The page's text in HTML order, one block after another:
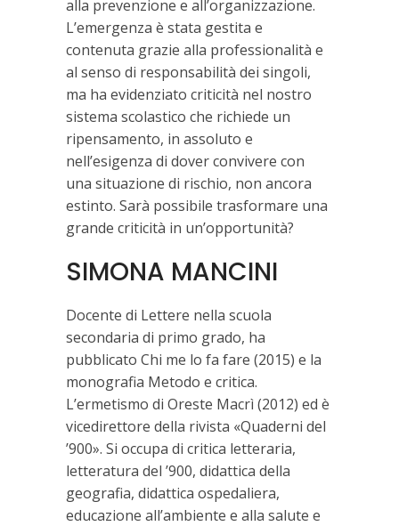
alla prevenzione e all’organizzazione.
L’emergenza è stata gestita e
contenuta grazie alla professionalità e
al senso di responsabilità dei singoli,
ma ha evidenziato criticità nel nostro
sistema scolastico che richiede un
ripensamento, in assoluto e
nell’esigenza di dover convivere con
una situazione di rischio, non ancora
estinto. Sarà possibile trasformare una
grande criticità in un’opportunità?
SIMONA MANCINI
Docente di Lettere nella scuola
secondaria di primo grado, ha
pubblicato Chi me lo fa fare (2015) e la
monografia Metodo e critica.
L’ermetismo di Oreste Macrì (2012) ed è
vicedirettore della rivista «Quaderni del
’900». Si occupa di critica letteraria,
letteratura del ’900, didattica della
geografia, didattica ospedaliera,
educazione all’ambiente e alla salute e